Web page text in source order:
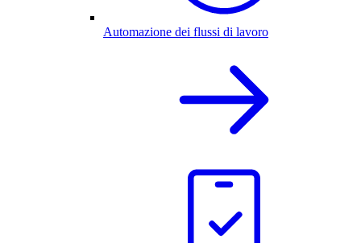
Automazione dei flussi di lavoro